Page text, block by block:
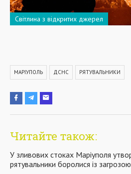
Світлина з відкритих джерел
МАРІУПОЛЬ ДСНС РЯТУВАЛЬНИКИ
Читайте також:
У зливових стоках Маріуполя
рятувальники боролися із